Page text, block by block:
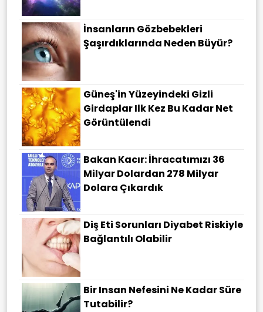
İnsanların Gözbebekleri
Şaşırdıklarında Neden Büyür?
Güneş'in Yüzeyindeki Gizli
Girdaplar Ilk Kez Bu Kadar Net
Görüntülendi
Bakan Kacır: İhracatımızı 36
Milyar Dolardan 278 Milyar
Dolara Çıkardık
Diş Eti Sorunları Diyabet Riskiyle
Bağlantılı Olabilir
Bir Insan Nefesini Ne Kadar Süre
Tutabilir?